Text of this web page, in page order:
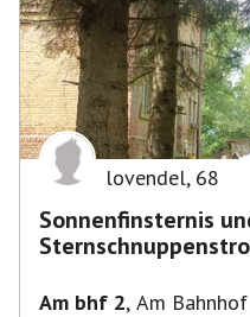
lovendel, 68
Sonnenfinsternis
Am bhf 2, Am